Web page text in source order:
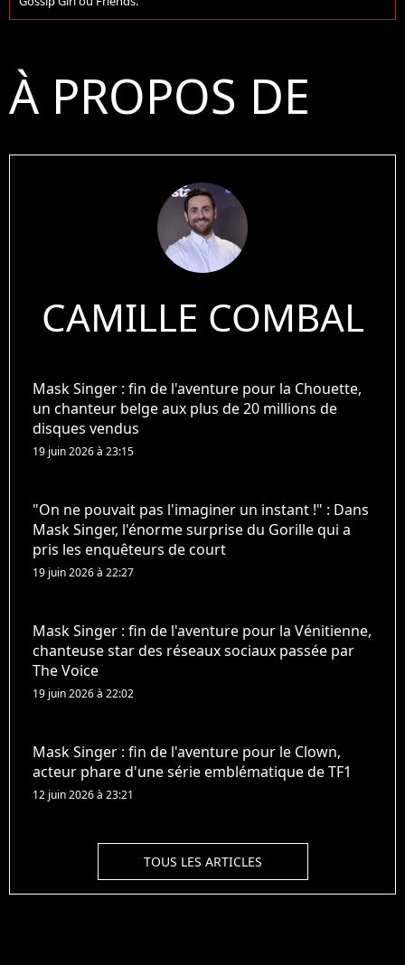
À PROPOS DE
CAMILLE COMBAL
Mask Singer : fin de l'aventure pour la Chouette,
un chanteur belge aux plus de 20 millions de
disques vendus
19 juin 2026 à 23:15
"On ne pouvait pas l'imaginer un instant !" : Dans
Mask Singer, l'énorme surprise du Gorille qui a
pris les enquêteurs de court
19 juin 2026 à 22:27
Mask Singer : fin de l'aventure pour la Vénitienne,
chanteuse star des réseaux sociaux passée par
The Voice
19 juin 2026 à 22:02
Mask Singer : fin de l'aventure pour le Clown,
acteur phare d'une série emblématique de TF1
12 juin 2026 à 23:21
TOUS LES ARTICLES